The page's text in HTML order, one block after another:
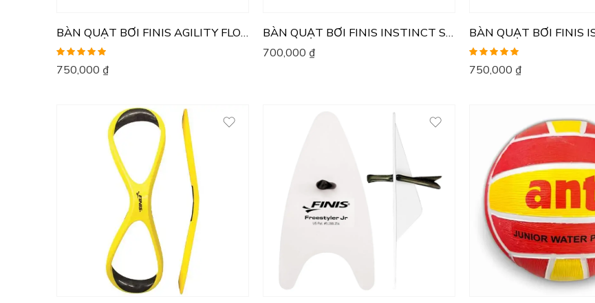
BÀN QUẠT BƠI FINIS AGILITY FLOATING
Được xếp
hạng5.00 5
750,000 ₫
BÀN QUẠT BƠI FINIS INSTINCT SCULLING
700,000 ₫
BÀN QUẠT BƠI FINIS
Được xếp
hạng5.00 5
750,000 ₫